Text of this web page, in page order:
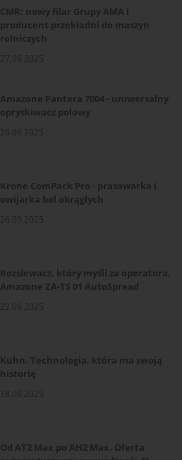
CMR: nowy filar Grupy AMA i
producent przekładni do maszyn
rolniczych
27.09.2025
Amazone Pantera 7004 - uniwersalny
opryskiwacz polowy
26.09.2025
Krone ComPack Pro - prasowarka i
owijarka bel okrągłych
26.09.2025
Rozsiewacz, który myśli za operatora.
Amazone ZA-TS 01 AutoSpread
22.09.2025
Kuhn. Technologia, która ma swoją
historię
18.09.2025
Od AT2 Max po AH2 Max. Oferta